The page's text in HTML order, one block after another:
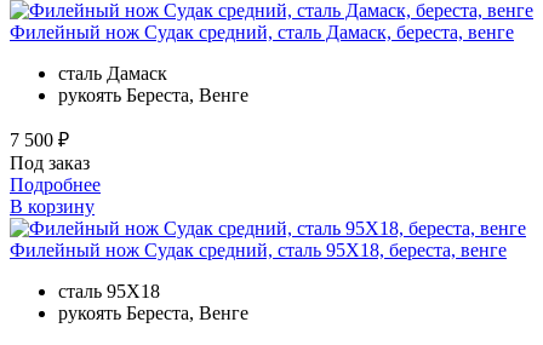
Филейный нож Судак средний, сталь Дамаск, береста, венге
сталь Дамаск
рукоять Береста, Венге
7 500 ₽
Под заказ
Подробнее
В корзину
Филейный нож Судак средний, сталь 95Х18, береста, венге
сталь 95Х18
рукоять Береста, Венге